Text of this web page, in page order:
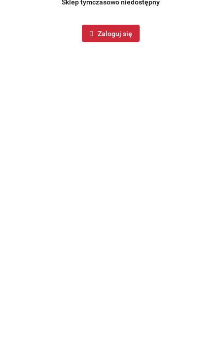
Sklep tymczasowo niedostępny
Zaloguj się